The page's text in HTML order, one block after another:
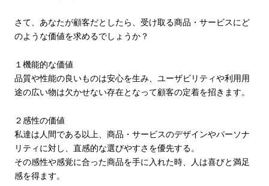
さて、あなたが顧客だとしたら、受け取る商品・サービスにど
のような価値を求めるでしょうか？
１機能的な価値
品質や性能の良いものは安心を生み、ユーザビリティや利用用
途の広い物は欠かせない存在となって顧客の定着を招きます。
２感性の価値
私達は人間である以上、商品・サービスのデザインやパーソナ
リティに対し、直感的な選びやすさを優先する。
その感性や感覚に合った商品を手に入れた時、人は喜びと満足
感を得ます。